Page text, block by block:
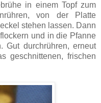
in einem Topf zum
von der Platte
stehen lassen. Dann
und in die Pfanne
Gut durchrühren, erneut
geschnittenen, frischen